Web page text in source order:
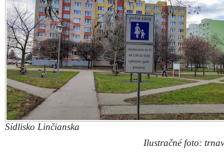
Sídlisko Linčianska
Ilustračné foto: